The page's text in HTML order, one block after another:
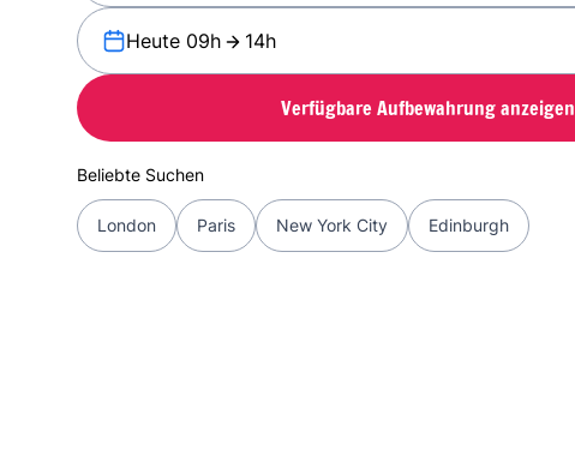
Heute 09h 14h
Verfügbare Aufbewahrung anzeigen
Beliebte Suchen
London Paris New York City Edinburgh